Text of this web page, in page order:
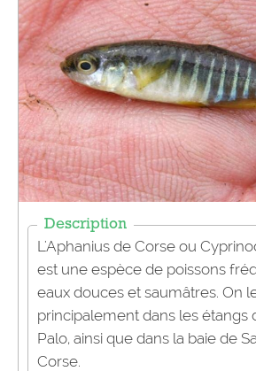
Description
L'Aphanius de Corse ou
est une espèce de poissons
eaux douces et saumâtres. On
principalement dans les étangs
Palo, ainsi que dans la baie de
Corse.